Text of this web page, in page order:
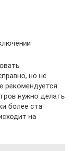
но не
рекомендуется
нужно делать
более ста
на